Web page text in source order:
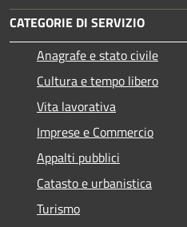
CATEGORIE DI SERVIZIO
Anagrafe e stato civile
Cultura e tempo libero
Vita lavorativa
Imprese e Commercio
Appalti pubblici
Catasto e urbanistica
Turismo